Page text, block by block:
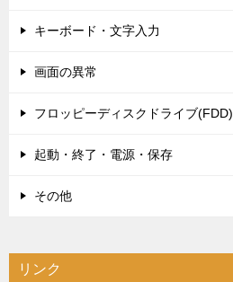
キーボード・文字入力
画面の異常
フロッピーディスクドライブ(FDD)
起動・終了・電源・保存
その他
リンク